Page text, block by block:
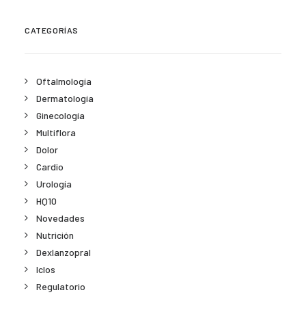
CATEGORÍAS
Oftalmología
Dermatología
Ginecología
Multiflora
Dolor
Cardio
Urología
HQ10
Novedades
Nutrición
Dexlanzopral
Iclos
Regulatorio